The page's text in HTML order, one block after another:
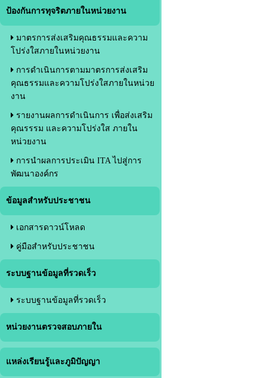
ป้องกันการทุจริตภายในหน่วยงาน
มาตรการส่งเสริมคุณธรรมและความ
โปร่งใสภายในหน่วยงาน
การดำเนินการตามมาตรการส่งเสริม
คุณธรรมและความโปร่งใสภายในหน่วย
งาน
รายงานผลการดำเนินการ เพื่อส่งเสริม
คุณรรรม และความโปร่งใส ภายใน
หน่วยงาน
การนำผลการประเมิน ITA ไปสู่การ
พัฒนาองค์กร
ข้อมูลสำหรับประชาชน
เอกสารดาวน์โหลด
คู่มือสำหรับประชาชน
ระบบฐานข้อมูลที่รวดเร็ว
ระบบฐานข้อมูลที่รวดเร็ว
หน่วยงานตรวจสอบภายใน
แหล่งเรียนรู้และภูมิปัญญา